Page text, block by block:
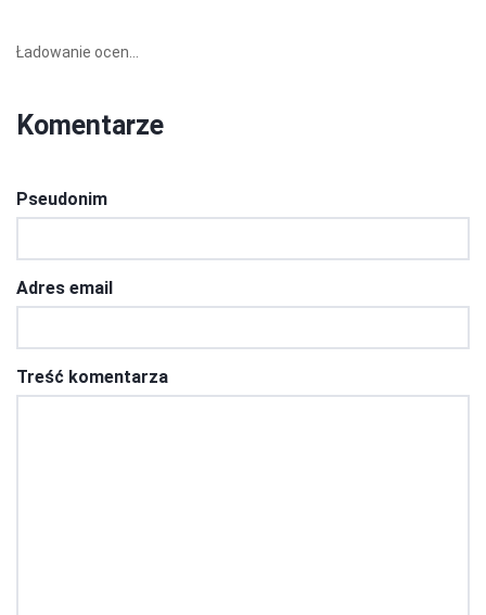
Ładowanie ocen...
Komentarze
Pseudonim
Adres email
Treść komentarza